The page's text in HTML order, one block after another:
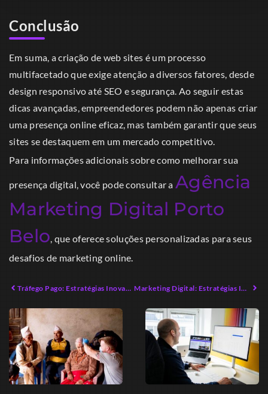
Conclusão
Em suma, a criação de web sites é um processo
multifacetado que exige atenção a diversos fatores, desde
design responsivo até SEO e segurança. Ao seguir estas
dicas avançadas, empreendedores podem não apenas criar
uma presença online eficaz, mas também garantir que seus
sites se destaquem em um mercado competitivo.
Para informações adicionais sobre como melhorar sua
presença digital, você pode consultar aAgência
Marketing Digital Porto
Belo, que oferece soluções personalizadas para seus
desafios de marketing online.
Tráfego Pago: Estratégias Inovadoras para Crescimento em 2026 Marketing Digital: Estratégias Inovadoras para 2026